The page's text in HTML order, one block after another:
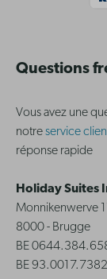
Questions
Vous avez une
notreservice
réponse rapide
Holiday Suites
Monnikenwerve
8000 - Brugge
BE
BE